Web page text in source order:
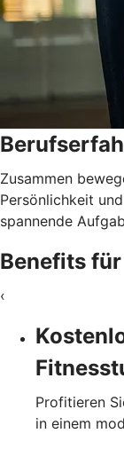
Zusammen
Persönlichkeit
spannende
Benefits
‹
Profitieren
in einem